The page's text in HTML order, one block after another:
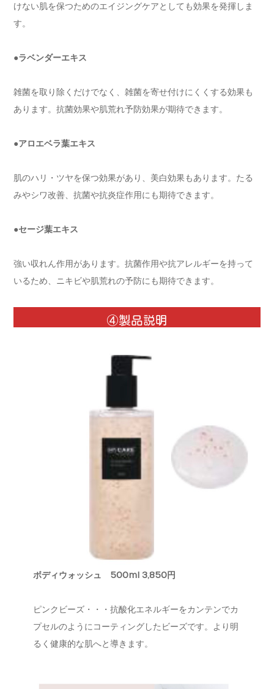
けない肌を保つためのエイジングケアとしても効果を発揮しま
す。
●ラベンダーエキス
雑菌を取り除くだけでなく、雑菌を寄せ付けにくくする効果も
あります。抗菌効果や肌荒れ予防効果が期待できます。
●アロエベラ葉エキス
肌のハリ・ツヤを保つ効果があり、美白効果もあります。たる
みやシワ改善、抗菌や抗炎症作用にも期待できます。
●セージ葉エキス
強い収れん作用があります。抗菌作用や抗アレルギーを持って
いるため、ニキビや肌荒れの予防にも期待できます。
④製品説明
ボディウォッシュ 500ml 3,850円
ピンクビーズ・・・抗酸化エネルギーをカンテンでカ
プセルのようにコーティングしたビーズです。より明
るく健康的な肌へと導きます。